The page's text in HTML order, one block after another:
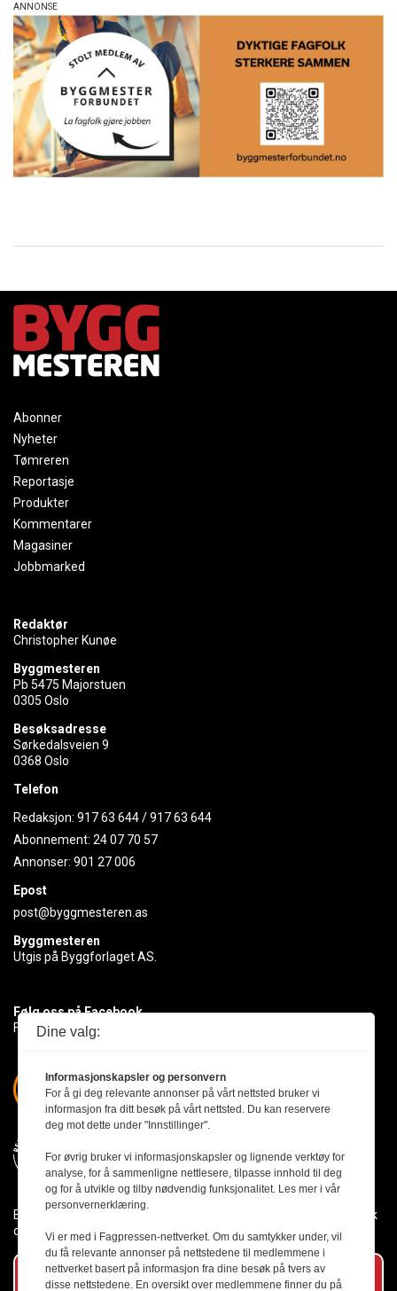
Abonner
Nyheter
Tømreren
Reportasje
Produkter
Kommentarer
Magasiner
Jobbmarked
Redaktør
Christopher Kunøe
Byggmesteren
Pb 5475 Majorstuen
0305 Oslo
Besøksadresse
Sørkedalsveien 9
0368 Oslo
Telefon
Redaksjon: 917 63 644/917 63 644
Abonnement: 24 07 70 57
Annonser: 901 27 006
Epost
post@byggmesteren.as
Byggmesteren
Utgis på Byggforlaget AS.
Følg oss på Facebook
Få med deg det siste innen byggebransjen
Byggmesteren følger Vær Varsom-plakaten og presseetikken slik
den er nedfelt i Redaktørplakaten.
Abonner på vårt nyhetsbrev
Dine valg:
Informasjonskapsler og personvern
For å gi deg relevante annonser på vårt nettsted bruker vi
informasjon fra ditt besøk på vårt nettsted. Du kan reservere
deg mot dette under "Innstillinger".
For øvrig bruker vi informasjonskapsler og lignende verktøy for
analyse, for å sammenligne nettlesere, tilpasse innhold til deg
og for å utvikle og tilby nødvendig funksjonalitet. Les mer i vår
personvernerklæring.
Vi er med i Fagpressen-nettverket. Om du samtykker under, vil
du få relevante annonser på nettstedene til medlemmene i
nettverket basert på informasjon fra dine besøk på tvers av
disse nettstedene. En oversikt over medlemmene finner du på